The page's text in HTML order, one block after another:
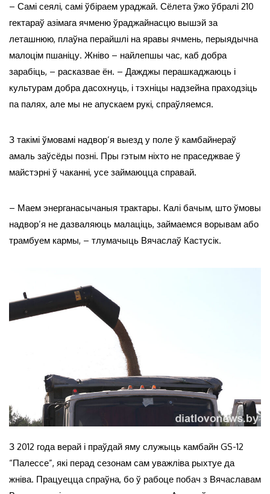
– Самі сеялі, самі ўбіраем ураджай. Сёлета ўжо ўбралі 210
гектараў азімага ячменю ўраджайнасцю вышэй за
леташнюю, плаўна перайшлі на яравы ячмень, перыядычна
малоцім пшаніцу. Жніво – найлепшы час, каб добра
зарабіць, – расказвае ён. – Дажджы перашкаджаюць і
культурам добра дасохнуць, і тэхніцы надзейна праходзіць
па палях, але мы не апускаем рукі, спраўляемся.
З такімі ўмовамі надвор’я выезд у поле ў камбайнераў
амаль заўсёды позні. Пры гэтым ніхто не праседжвае ў
майстэрні ў чаканні, усе займаюцца справай.
– Маем энерганасычаныя трактары. Калі бачым, што ўмовы
надвор’я не дазваляюць малаціць, займаемся ворывам або
трамбуем кармы, – тлумачыць Вячаслаў Кастусік.
З 2012 года верай і праўдай яму служыць камбайн GS-12
“Палессе”, які перад сезонам сам уважліва рыхтуе да
жніва. Працуецца спраўна, бо ў рабоце побач з Вячаславам